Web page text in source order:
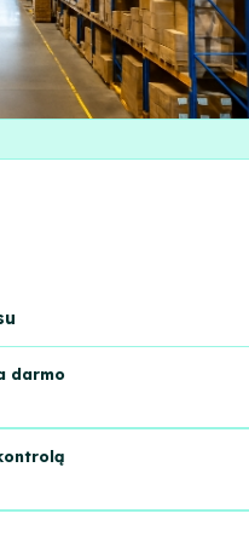
darmo